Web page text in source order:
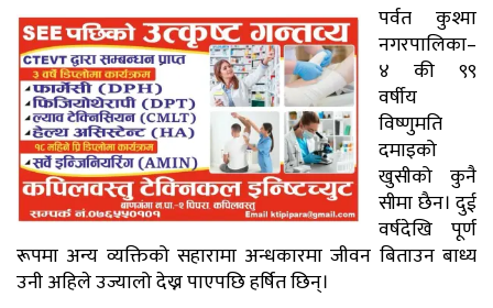
पर्वत कुश्मा
नगरपालिका–
४ की ९९
वर्षीय
विष्णुमति
दमाइको
खुसीको कुनै
सीमा छैन। दुई
वर्षदेखि पूर्ण
रूपमा अन्य व्यक्तिको सहारामा अन्धकारमा जीवन बिताउन बाध्य
उनी अहिले उज्यालो देख्न पाएपछि हर्षित छिन्।